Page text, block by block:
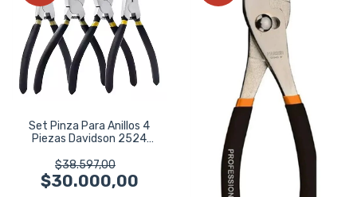
Set Pinza Para Anillos 4
Piezas Davidson 2524
$38.597,00
$30.000,00